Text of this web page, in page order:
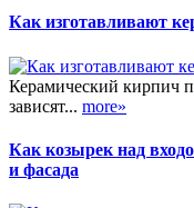
Как изготавливают
Керамический кирпич
зависят... more»
Как козырек над
и фасада